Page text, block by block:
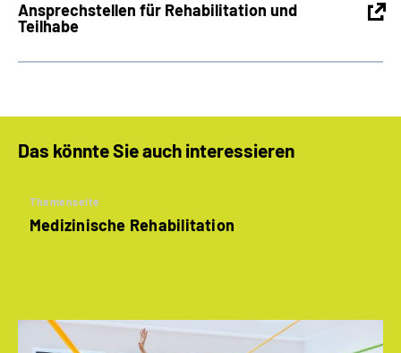
Ansprechstellen für Rehabilitation und
Teilhabe
Das könnte Sie auch interessieren
Themenseite
Medizinische Rehabilitation